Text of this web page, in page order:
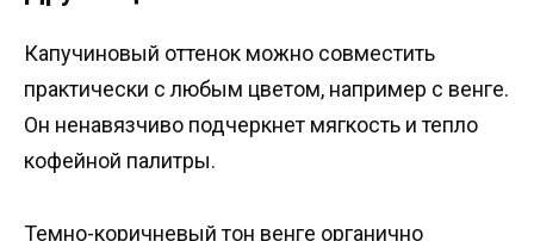
Капучиновый оттенок можно совместить
практически с любым цветом, например с венге.
Он ненавязчиво подчеркнет мягкость и тепло
кофейной палитры.
Темно-коричневый тон венге органично